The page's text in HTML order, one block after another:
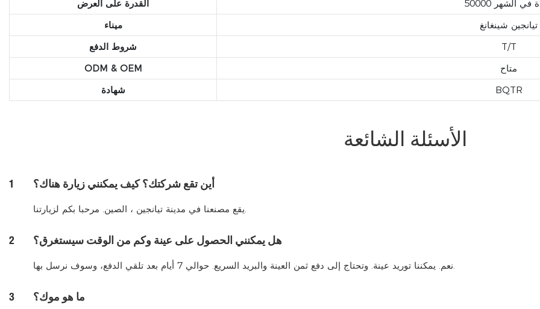
القدرة على العرض
وحدة في الشهر
ميناء
تيانجين شينغانغ
شروط الدفع
T/T
ODM & OEM
متاح
شهادة
BQTR
الأسئلة الشائعة
1 أين تقع شركتك؟ كيف يمكنني زيارة هناك؟
يقع مصنعنا في مدينة تيانجين ، الصين. مرحبا بكم لزيارتنا.
2 هل يمكنني الحصول على عينة وكم من الوقت سيستغرق؟
نعم. يمكننا توريد عينة. وتحتاج إلى دفع ثمن العينة والبريد السريع. حوالي 7 أيام بعد تلقي الدفع، وسوف نرسل بها.
3 ما هو موك؟